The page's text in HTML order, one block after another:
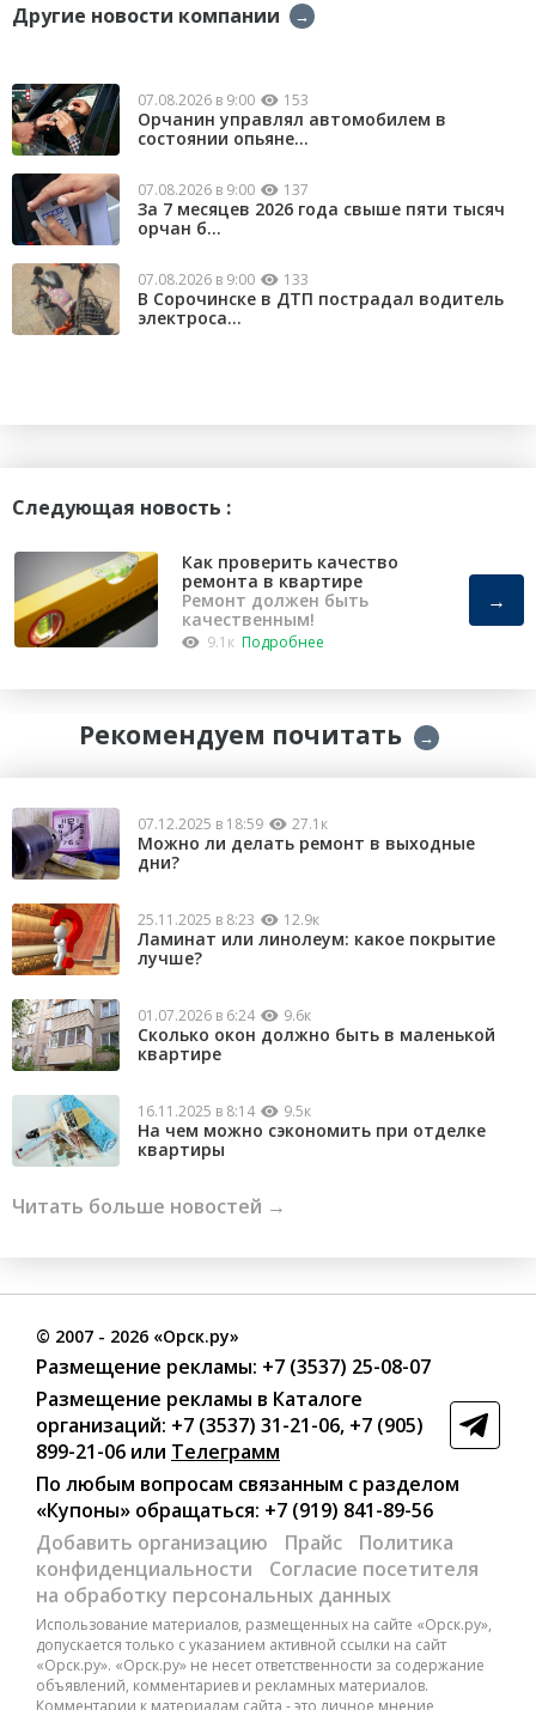
Другие новости компании →
07.08.2026 в 9:00 153
Орчанин управлял автомобилем в
состоянии опьяне...
07.08.2026 в 9:00 137
За 7 месяцев 2026 года свыше пяти тысяч
орчан б...
07.08.2026 в 9:00 133
В Сорочинске в ДТП пострадал водитель
электроса...
Следующая новость :
Как проверить качество
ремонта в квартире
Ремонт должен быть
качественным!
9.1к Подробнее
→
Рекомендуем почитать →
07.12.2025 в 18:59 27.1к
Можно ли делать ремонт в выходные
дни?
25.11.2025 в 8:23 12.9к
Ламинат или линолеум: какое покрытие
лучше?
01.07.2026 в 6:24 9.6к
Сколько окон должно быть в маленькой
квартире
16.11.2025 в 8:14 9.5к
На чем можно сэкономить при отделке
квартиры
Читать больше новостей →
© 2007 - 2026 «Орск.ру»
Размещение рекламы: +7 (3537) 25-08-07
Размещение рекламы в Каталоге
организаций: +7 (3537) 31-21-06, +7 (905)
899-21-06 или Телеграмм
По любым вопросам связанным с разделом
«Купоны» обращаться: +7 (919) 841-89-56
Добавить организацию
Прайс
Политика
конфиденциальности
Согласие посетителя
на обработку персональных данных
Использование материалов, размещенных на сайте «Орск.ру»,
допускается только с указанием активной ссылки на сайт
«Орск.ру». «Орск.ру» не несет ответственности за содержание
объявлений, комментариев и рекламных материалов.
Комментарии к материалам сайта - это личное мнение